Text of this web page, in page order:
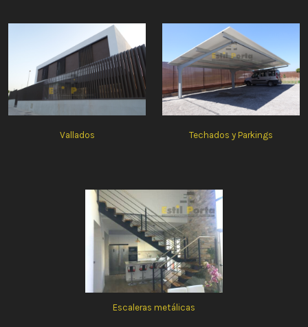
Vallados Techados y Parkings
Escaleras metálicas